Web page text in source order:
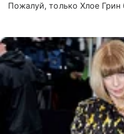
Пожалуй, только Хлое Грин